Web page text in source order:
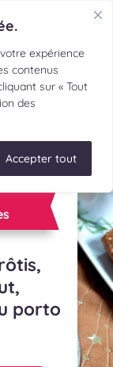
expérience
contenus
sur « Tout
des
Accepter tout
porto